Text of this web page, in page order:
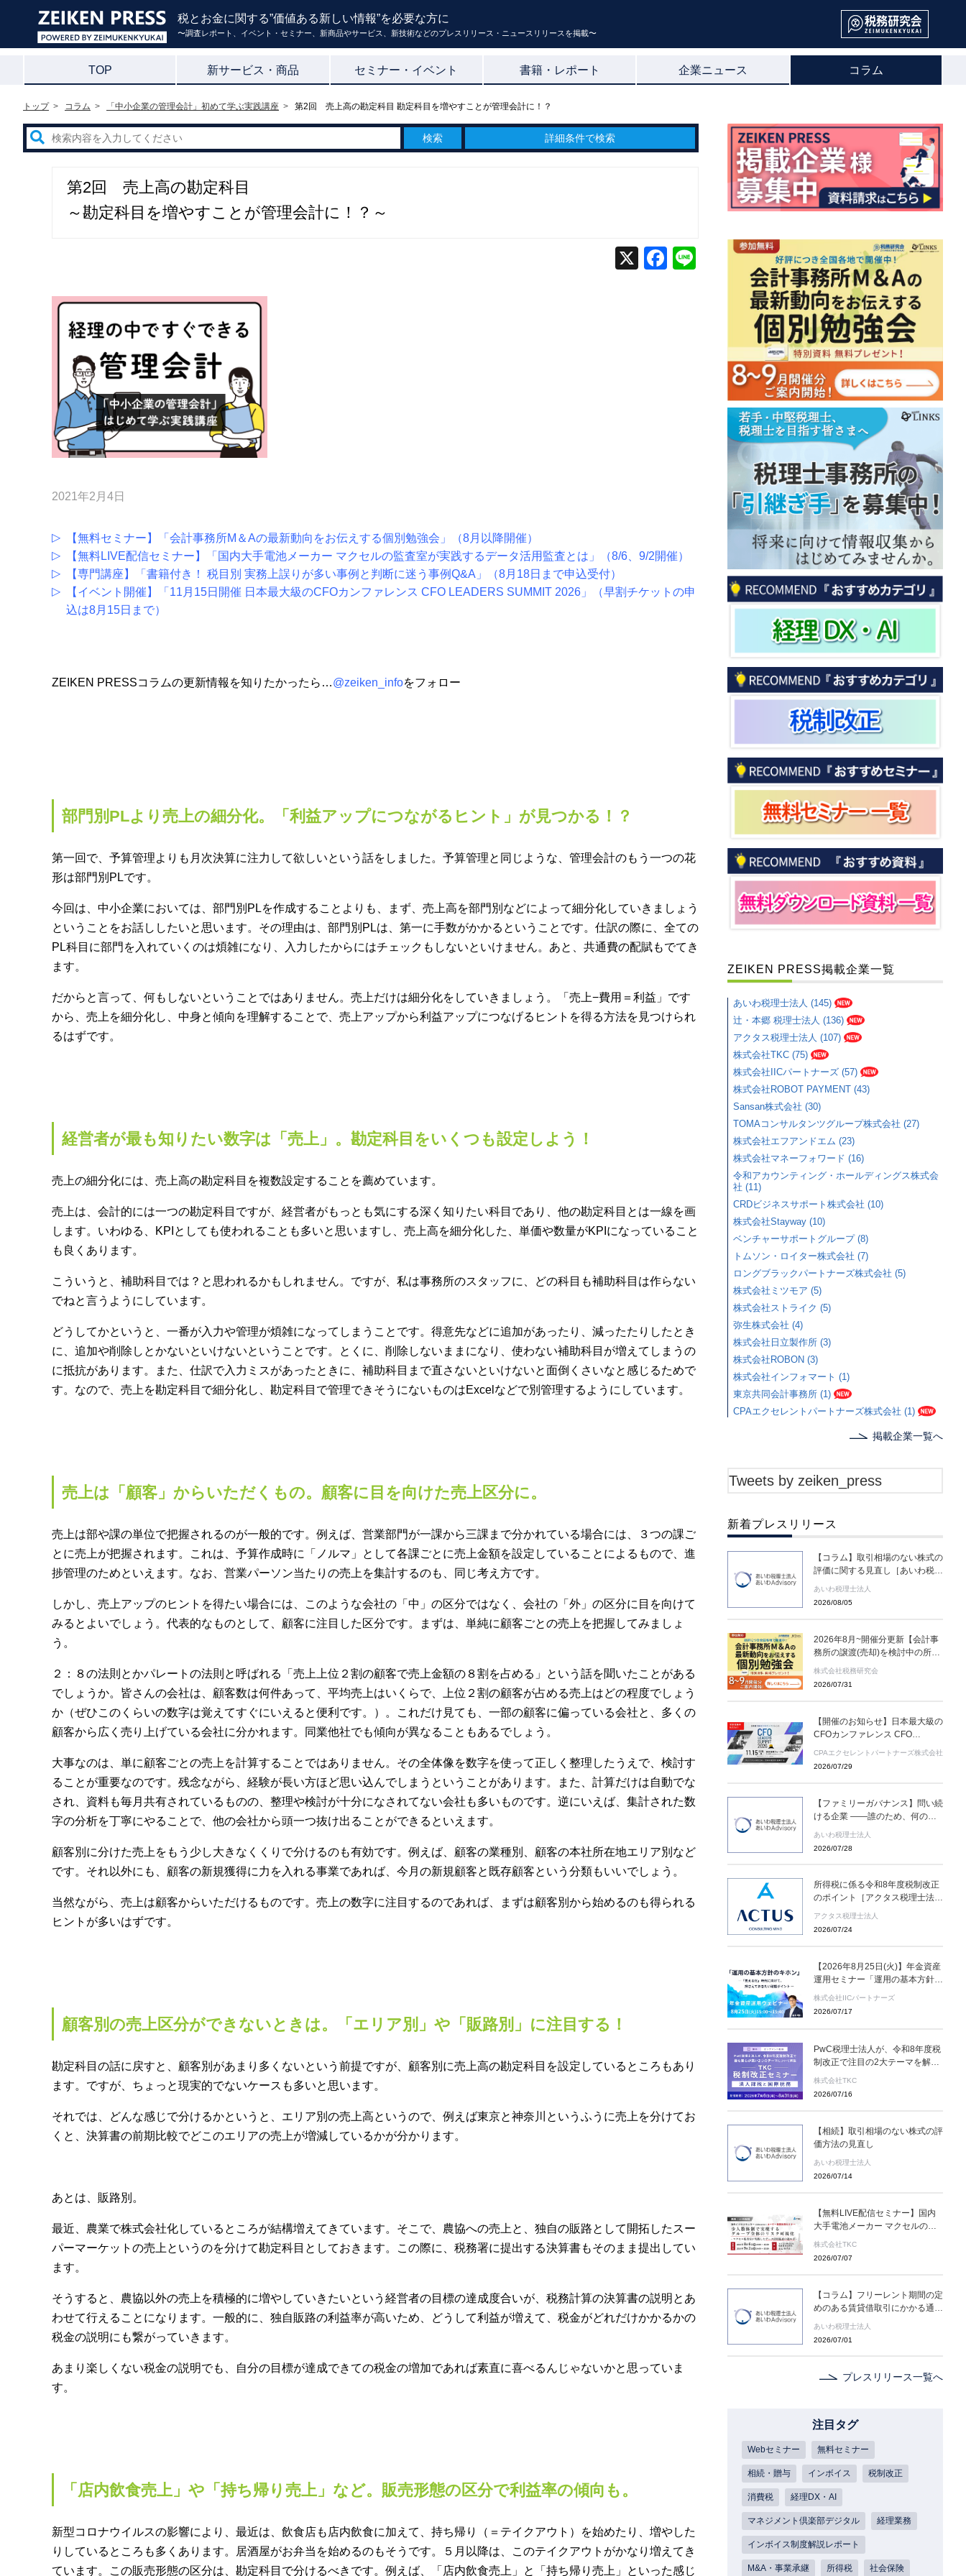
税とお金に関する”価値ある新しい情報”を必要な方に
〜調査レポート、イベント・セミナー、新商品やサービス、新技術などのプレスリリース・ニュースリリースを掲載〜
TOP 新サービス・商品 セミナー・イベント 書籍・レポート 企業ニュース コラム
トップ コラム 「中小企業の管理会計」初めて学ぶ実践講座 第2回 売上高の勘定科目 勘定科目を増やすことが管理会計に！？
詳細条件で検索
第2回 売上高の勘定科目
～勘定科目を増やすことが管理会計に！？～
2021年2月4日
【無料セミナー】「会計事務所M＆Aの最新動向をお伝えする個別勉強会」（8月以降開催）
【無料LIVE配信セミナー】「国内大手電池メーカー マクセルの監査室が実践するデータ活用監査とは」（8/6、9/2開催）
【専門講座】「書籍付き！ 税目別 実務上誤りが多い事例と判断に迷う事例Q&A」（8月18日まで申込受付）
【イベント開催】「11月15日開催 日本最大級のCFOカンファレンス CFO LEADERS SUMMIT 2026」（早割チケットの申
込は8月15日まで）
ZEIKEN PRESSコラムの更新情報を知りたかったら…@zeiken_infoをフォロー
部門別PLより売上の細分化。「利益アップにつながるヒント」が見つかる！？
第一回で、予算管理よりも月次決算に注力して欲しいという話をしました。予算管理と同じような、管理会計のもう一つの花
形は部門別PLです。
今回は、中小企業においては、部門別PLを作成することよりも、まず、売上高を部門別などによって細分化していきましょう
ということをお話ししたいと思います。その理由は、部門別PLは、第一に手数がかかるということです。仕訳の際に、全ての
PL科目に部門を入れていくのは煩雑になり、入力したからにはチェックもしないといけません。あと、共通費の配賦もでてき
ます。
だからと言って、何もしないということではありません。売上だけは細分化をしていきましょう。「売上−費用＝利益」です
から、売上を細分化し、中身と傾向を理解することで、売上アップから利益アップにつなげるヒントを得る方法を見つけられ
るはずです。
経営者が最も知りたい数字は「売上」。勘定科目をいくつも設定しよう！
売上の細分化には、売上高の勘定科目を複数設定することを薦めています。
売上は、会計的には一つの勘定科目ですが、経営者がもっとも気にする深く知りたい科目であり、他の勘定科目とは一線を画
します。いわゆる、KPIとしても使われることも多いと思いますし、売上高を細分化した、単価や数量がKPIになっていること
も良くあります。
こういうと、補助科目では？と思われるかもしれません。ですが、私は事務所のスタッフに、どの科目も補助科目は作らない
でねと言うようにしています。
どうしてかというと、一番が入力や管理が煩雑になってしまうことです。得意先などに追加があったり、減ったたりしたとき
に、追加や削除しとかないといけないということです。とくに、削除しないままになり、使わない補助科目が増えてしまうの
に抵抗があります。また、仕訳で入力ミスがあったときに、補助科目まで直さないといけないと面倒くさいなと感じるためで
す。なので、売上を勘定科目で細分化し、勘定科目で管理できそうにないものはExcelなどで別管理するようにしています。
売上は「顧客」からいただくもの。顧客に目を向けた売上区分に。
売上は部や課の単位で把握されるのが一般的です。例えば、営業部門が一課から三課まで分かれている場合には、３つの課ご
とに売上が把握されます。これは、予算作成時に「ノルマ」として各課ごとに売上金額を設定していることによるもので、進
捗管理のためといえます。なお、営業パーソン当たりの売上を集計するのも、同じ考え方です。
しかし、売上アップのヒントを得たい場合には、このような会社の「中」の区分ではなく、会社の「外」の区分に目を向けて
みるとよいでしょう。代表的なものとして、顧客に注目した区分です。まずは、単純に顧客ごとの売上を把握してみましょ
う。
２：８の法則とかパレートの法則と呼ばれる「売上上位２割の顧客で売上金額の８割を占める」という話を聞いたことがある
でしょうか。皆さんの会社は、顧客数は何件あって、平均売上はいくらで、上位２割の顧客が占める売上はどの程度でしょう
か（ぜひこのくらいの数字は覚えてすぐにいえると便利です。）。これだけ見ても、一部の顧客に偏っている会社と、多くの
顧客から広く売り上げている会社に分かれます。同業他社でも傾向が異なることもあるでしょう。
大事なのは、単に顧客ごとの売上を計算することではありません。その全体像を数字を使って正しく整理したうえで、検討す
ることが重要なのです。残念ながら、経験が長い方ほど思い込んでしまうということがあります。また、計算だけは自動でな
され、資料も毎月共有されているものの、整理や検討が十分になされてない会社も多いものです。逆にいえば、集計された数
字の分析を丁寧にやることで、他の会社から頭一つ抜け出ることができるといえます。
顧客別に分けた売上をもう少し大きなくくりで分けるのも有効です。例えば、顧客の業種別、顧客の本社所在地エリア別など
です。それ以外にも、顧客の新規獲得に力を入れる事業であれば、今月の新規顧客と既存顧客という分類もいいでしょう。
当然ながら、売上は顧客からいただけるものです。売上の数字に注目するのであれば、まずは顧客別から始めるのも得られる
ヒントが多いはずです。
顧客別の売上区分ができないときは。「エリア別」や「販路別」に注目する！
勘定科目の話に戻すと、顧客別があまり多くないという前提ですが、顧客別に売上高の勘定科目を設定しているところもあり
ます。ですが、ちょっと現実的でないケースも多いと思います。
それでは、どんな感じで分けるかというと、エリア別の売上高というので、例えば東京と神奈川というふうに売上を分けてお
くと、決算書の前期比較でどこのエリアの売上が増減しているかが分かります。
あとは、販路別。
最近、農業で株式会社化しているところが結構増えてきています。そこで、農協への売上と、独自の販路として開拓したスー
パーマーケットの売上というのを分けて勘定科目としておきます。この際に、税務署に提出する決算書もそのまま提出してい
ます。
そうすると、農協以外の売上を積極的に増やしていきたいという経営者の目標の達成度合いが、税務計算の決算書の説明とあ
わせて行えることになります。一般的に、独自販路の利益率が高いため、どうして利益が増えて、税金がどれだけかかるかの
税金の説明にも繋がっていきます。
あまり楽しくない税金の説明でも、自分の目標が達成できての税金の増加であれば素直に喜べるんじゃないかと思っていま
す。
「店内飲食売上」や「持ち帰り売上」など。販売形態の区分で利益率の傾向も。
新型コロナウイルスの影響により、最近は、飲食店も店内飲食に加えて、持ち帰り（＝テイクアウト）を始めたり、増やした
りしているところも多くあります。居酒屋がお弁当を始めるのもそうです。５月以降は、このテイクアウトがかなり増えてき
ています。この販売形態の区分は、勘定科目で分けるべきです。例えば、「店内飲食売上」と「持ち帰り売上」といった感じ
ZEIKEN PRESS掲載企業一覧
あいわ税理士法人 (145)
辻・本郷 税理士法人 (136)
アクタス税理士法人 (107)
株式会社TKC (75)
株式会社IICパートナーズ (57)
株式会社ROBOT PAYMENT (43)
Sansan株式会社 (30)
TOMAコンサルタンツグループ株式会社 (27)
株式会社エフアンドエム (23)
株式会社マネーフォワード (16)
令和アカウンティング・ホールディングス株式会
社 (11)
CRDビジネスサポート株式会社 (10)
株式会社Stayway (10)
ベンチャーサポートグループ (8)
トムソン・ロイター株式会社 (7)
ロングブラックパートナーズ株式会社 (5)
株式会社ミツモア (5)
株式会社ストライク (5)
弥生株式会社 (4)
株式会社日立製作所 (3)
株式会社ROBON (3)
株式会社インフォマート (1)
東京共同会計事務所 (1)
CPAエクセレントパートナーズ株式会社 (1)
掲載企業一覧へ
Tweets by zeiken_press
新着プレスリリース
【コラム】取引相場のない株式の
評価に関する見直し［あいわ税理
士法人 コラム］
あいわ税理士法人
2026/08/05
2026年8月~開催分更新【会計事
務所の譲渡(売却)を検討中の所長
様へ】会計事務所M＆Aの最新動
で開催中！～
株式会社税務研究会
2026/07/31
【開催のお知らせ】日本最大級の
CFOカンファレンス CFO
LEADERS SUMMIT 2026 基調講
CPAエクセレントパートナーズ株式会社
2026/07/29
【ファミリーガバナンス】問い続
ける企業 ――誰のため、何のた
あいわ税理士法人
2026/07/28
所得税に係る令和8年度税制改正
のポイント［アクタス税理士法人
News Letter］
アクタス税理士法人
2026/07/24
【2026年8月25日(火)】年金資産
運用セミナー「運用の基本方針の
キホン」(参加無料)
株式会社IICパートナーズ
2026/07/17
PwC税理士法人が、令和8年度税
制改正で注目の2大テーマを解説
＜無料オンデマンド配信＞TKC税
株式会社TKC
2026/07/16
【相続】取引相場のない株式の評
価方法の見直し
あいわ税理士法人
2026/07/14
【無料LIVE配信セミナー】国内
大手電池メーカー マクセルの監
査室が実践するデータ活用監査と
株式会社TKC
2026/07/07
【コラム】フリーレント期間の定
めのある賃貸借取引にかかる通達
ム］
あいわ税理士法人
2026/07/01
プレスリリース一覧へ
注目タグ
Webセミナー 無料セミナー
相続・贈与 インボイス 税制改正
消費税 経理DX・AI
マネジメント倶楽部デジタル 経理業務
インボイス制度解説レポート
M&A・事業承継 所得税 社会保険